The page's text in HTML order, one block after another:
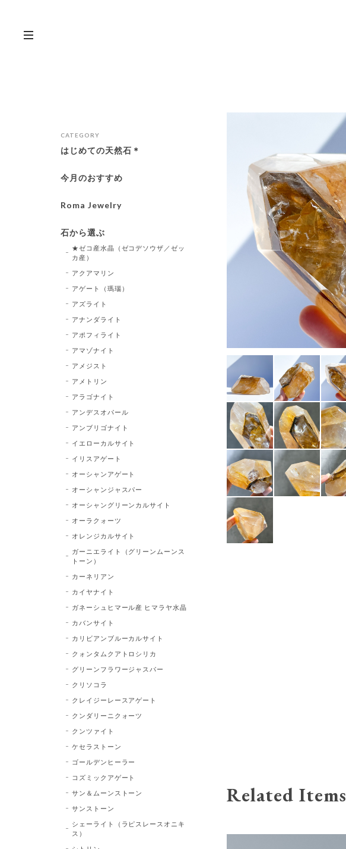
Related Items
CATEGORY
はじめての天然石＊
今月のおすすめ
Roma Jewelry
石から選ぶ
★ゼコ産水晶（ゼコデソウザ／ゼッ
カ産）
アクアマリン
アゲート（瑪瑙）
アズライト
アナンダライト
アポフィライト
アマゾナイト
アメジスト
アメトリン
アラゴナイト
アンデスオパール
アンブリゴナイト
イエローカルサイト
イリスアゲート
オーシャンアゲート
オーシャンジャスパー
オーシャングリーンカルサイト
オーラクォーツ
オレンジカルサイト
ガーニエライト（グリーンムーンス
トーン）
カーネリアン
カイヤナイト
ガネーシュヒマール産 ヒマラヤ水晶
カバンサイト
カリビアンブルーカルサイト
クォンタムクアトロシリカ
グリーンフラワージャスパー
クリソコラ
クレイジーレースアゲート
クンダリーニクォーツ
クンツァイト
ケセラストーン
ゴールデンヒーラー
コズミックアゲート
サン＆ムーンストーン
サンストーン
シェーライト（ラピスレースオニキ
ス）